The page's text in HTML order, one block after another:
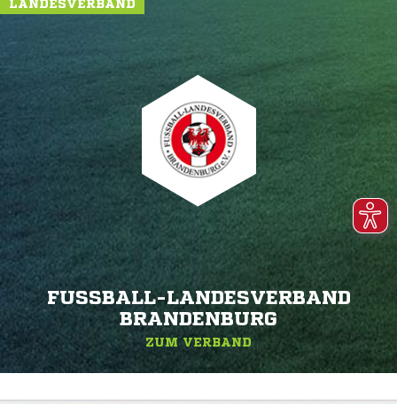
LANDESVERBAND
FUSSBALL-LANDESVERBAND B
RANDENBURG
ZUM VERBAND